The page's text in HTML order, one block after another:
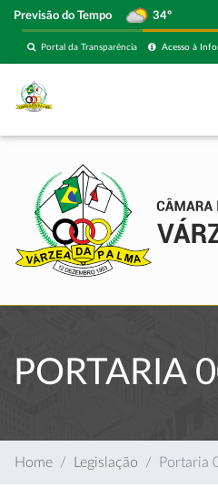
Previsão do Tempo 34º
Acesso à
Portal da Transparência
PORTARIA
Home Legislação Portaria